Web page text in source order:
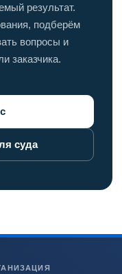
результат.
подберём
вопросы и
заказчика.
суда